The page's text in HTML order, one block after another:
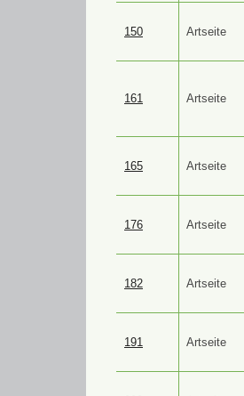
150 Artseite
161 Artseite
165 Artseite
176 Artseite
182 Artseite
191 Artseite